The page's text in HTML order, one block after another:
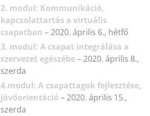
2. modul: Kommunikáció,
kapcsolattartás a virtuális
csapatban – 2020. április 6., hétfő
3. modul: A csapat integrálása a
szervezet egészébe– 2020. április 8.,
szerda
4.modul: A csapattagok fejlesztése,
jövőorientáció – 2020. április 15.,
szerda